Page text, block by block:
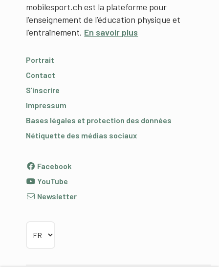
mobilesport.ch est la plateforme pour
l’enseignement de l’éducation physique et
l’entraînement. En savoir plus
Portrait
Contact
S’inscrire
Impressum
Bases légales et protection des données
Nétiquette des médias sociaux
Facebook
YouTube
Newsletter